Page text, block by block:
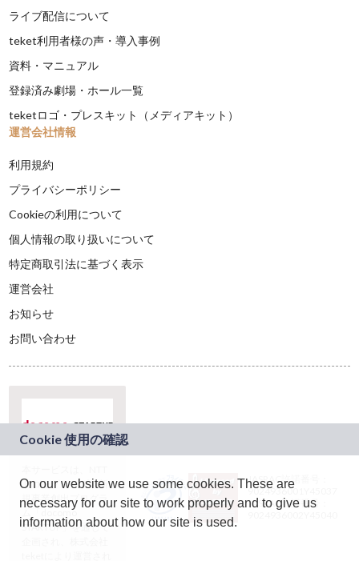
ライブ配信について
teket利用者様の声・導入事例
資料・マニュアル
登録済み劇場・ホール一覧
teketロゴ・プレスキット（メディアキット）
運営会社情報
利用規約
プライバシーポリシー
Cookieの利用について
個人情報の取り扱いについて
特定商取引法に基づく表示
運営会社
お知らせ
お問い合わせ
ドコモグループの新
規事業創出プログラ
ム「docomo
STARTUP」を通じて
JASRAC許諾番号：
9024936001Y45037
JASRAC許諾番号：
On our website we use some cookies. These are
necessary for our site to work properly and to give us
information about how our site is used.